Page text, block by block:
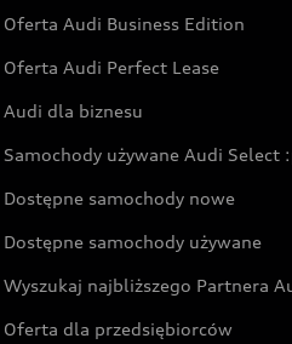
Oferta Audi Business Edition
Oferta Audi Perfect Lease
Audi dla biznesu
Samochody używane Audi Select
Dostępne samochody nowe
Dostępne samochody używane
Wyszukaj najbliższego Partnera
Oferta dla przedsiębiorców